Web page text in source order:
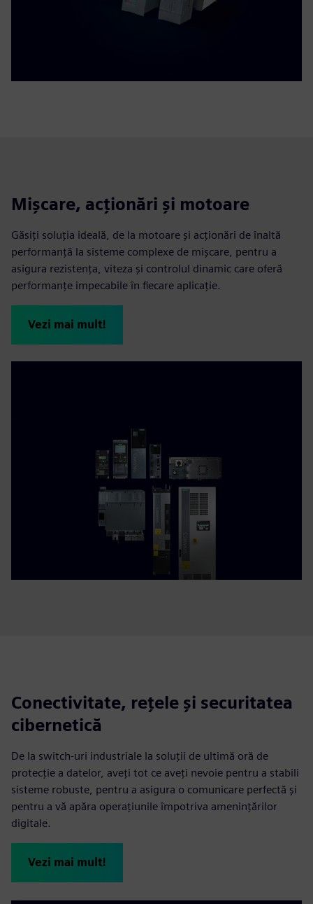
Mișcare, acționări și motoare
Găsiți soluția ideală, de la motoare și acționări de înaltă
performanță la sisteme complexe de mișcare, pentru a
asigura rezistența, viteza și controlul dinamic care oferă
performanțe impecabile în fiecare aplicație.
Vezi mai mult!
Conectivitate, rețele și securitatea
cibernetică
De la switch-uri industriale la soluţii de ultimă oră de
protecţie a datelor, aveţi tot ce aveţi nevoie pentru a stabili
sisteme robuste, pentru a asigura o comunicare perfectă şi
pentru a vă apăra operaţiunile împotriva ameninţărilor
digitale.
Vezi mai mult!